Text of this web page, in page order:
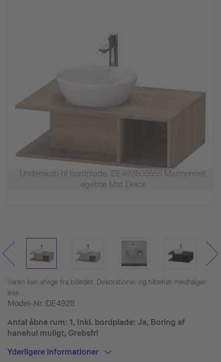
Underskab til bordplade, DE492805555 Marmoreret
egetræ Mat Dekor
Varen kan afvige fra billedet. Dekorationer og tilbehør medfølger
ikke.
Model-Nr. DE4928
Antal åbne rum: 1, Inkl. bordplade: Ja, Boring af
hanehul muligt, Grebsfri
Yderligere informationer